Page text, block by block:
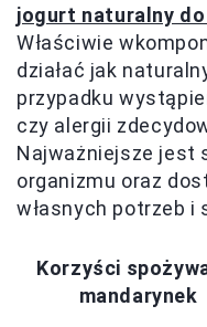
jogurt naturalny
Właściwie
działać jak
przypadku
czy alergii
Najważniejsze jest
organizmu oraz
własnych potrzeb i
Korzyści
mandarynek